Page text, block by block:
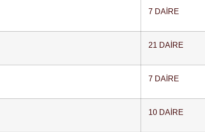
7 DAİRE
21 DAİRE
7 DAİRE
10 DAİRE